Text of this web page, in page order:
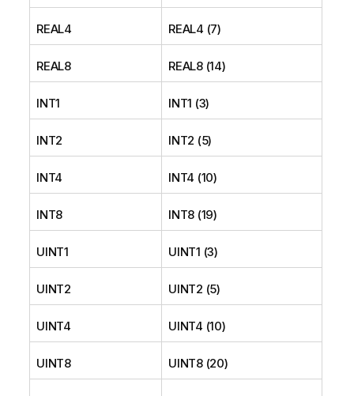
REAL4 REAL4 (7)
REAL8 REAL8 (14)
INT1 INT1 (3)
INT2 INT2 (5)
INT4 INT4 (10)
INT8 INT8 (19)
UINT1 UINT1 (3)
UINT2 UINT2 (5)
UINT4 UINT4 (10)
UINT8 UINT8 (20)